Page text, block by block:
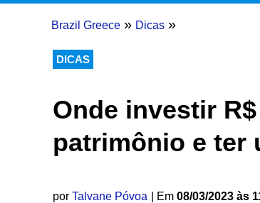
Brazil Greece » Dicas »
DICAS
Onde investir
patrimônio e ter
por Talvane Póvoa | Em 08/03/2023 às